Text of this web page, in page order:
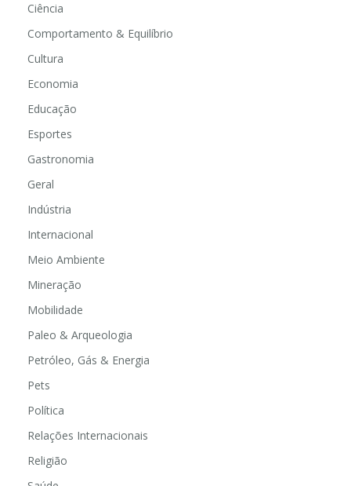
Ciência
Comportamento & Equilíbrio
Cultura
Economia
Educação
Esportes
Gastronomia
Geral
Indústria
Internacional
Meio Ambiente
Mineração
Mobilidade
Paleo & Arqueologia
Petróleo, Gás & Energia
Pets
Política
Relações Internacionais
Religião